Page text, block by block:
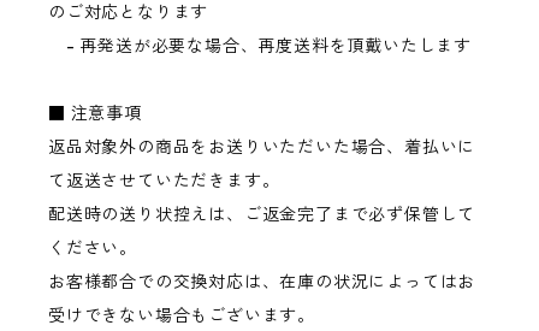
のご対応となります
- 再発送が必要な場合、再度送料を頂戴いたします
■ 注意事項
返品対象外の商品をお送りいただいた場合、着払いに
て返送させていただきます。
配送時の送り状控えは、ご返金完了まで必ず保管して
ください。
お客様都合での交換対応は、在庫の状況によってはお
受けできない場合もございます。